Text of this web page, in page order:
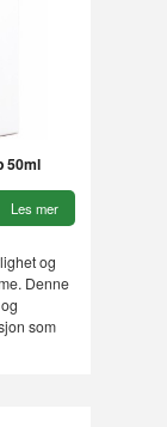
50ml
Les mer
og
Denne
som